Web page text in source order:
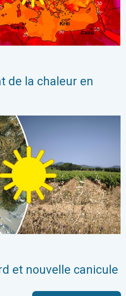
de la chaleur en
canicule. France : été
et nouvelle canicule